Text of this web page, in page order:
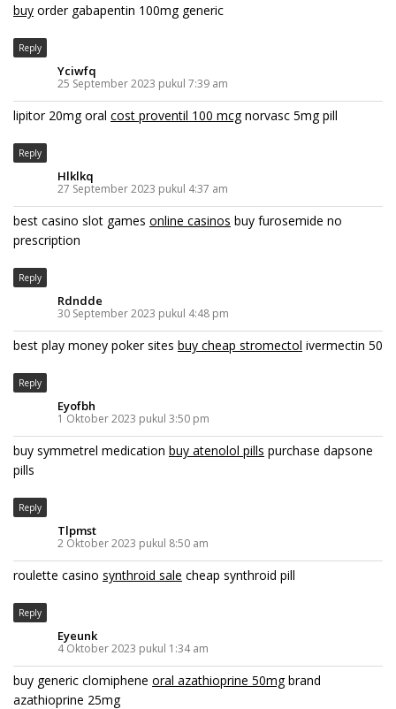
buy order gabapentin 100mg generic
Reply
Yciwfq
25 September 2023 pukul 7:39 am
lipitor 20mg oral cost proventil 100 mcgnorvasc 5mg pill
Reply
Hlklkq
27 September 2023 pukul 4:37 am
best casino slot games online casinos buy furosemide no
prescription
Reply
Rdndde
30 September 2023 pukul 4:48 pm
best play money poker sites buy cheap stromectol ivermectin 50
Reply
Eyofbh
1 Oktober 2023 pukul 3:50 pm
buy symmetrel medication buy atenolol pills purchase dapsone
pills
Reply
Tlpmst
2 Oktober 2023 pukul 8:50 am
roulette casino synthroid sale cheap synthroid pill
Reply
Eyeunk
4 Oktober 2023 pukul 1:34 am
buy generic clomiphene oral azathioprine 50mgbrand
azathioprine 25mg